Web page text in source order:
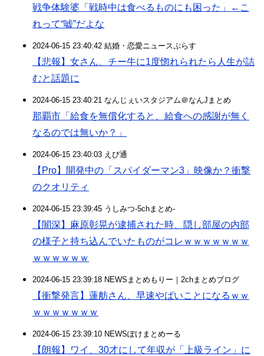
戦争体験婆「戦時中は食べるものにも困った」←こ
れって“嘘”だよな
2024-06-15 23:40:42 結婚・恋愛ニュースぷらす
【悲報】女さん、チー牛に1度惚れられたら人生が詰
むと話題に
2024-06-15 23:40:21 なんじぇいスタジアム＠なんJまとめ
那覇市「給食を無償化すると、給食への感謝が無く
なるのでは無いか？」
2024-06-15 23:40:03 えび通
【Pro】開発中の「スパイダーマン3」映像か？衝撃
のクオリティ
2024-06-15 23:39:45 うしみつ-5chまとめ-
【闇深】麻原彰晃が逮捕された時、隠し部屋の内部
の様子と持ち込んでいたものがコレｗｗｗｗｗｗｗ
ｗｗｗｗｗｗ
2024-06-15 23:39:18 NEWSまとめもりー｜2chまとめブログ
【衝撃発言】蓮舫さん、早速やばいことになるｗｗ
ｗｗｗｗｗｗｗ
2024-06-15 23:39:10 NEWSぽけまとめーる
【朗報】ワイ、30才にして年収が「上級ライン」に